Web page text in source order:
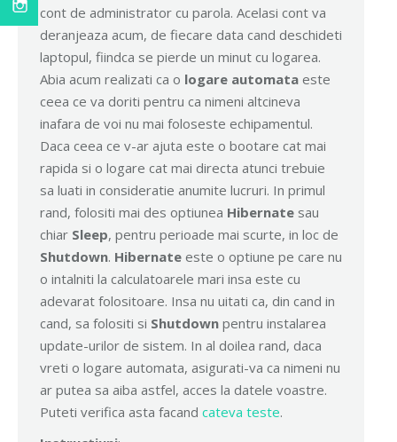
cont de administrator cu parola. Acelasi cont va
deranjeaza acum, de fiecare data cand deschideti
laptopul, fiindca se pierde un minut cu logarea.
Abia acum realizati ca o logare automata este
ceea ce va doriti pentru ca nimeni altcineva
inafara de voi nu mai foloseste echipamentul.
Daca ceea ce v-ar ajuta este o bootare cat mai
rapida si o logare cat mai directa atunci trebuie
sa luati in consideratie anumite lucruri. In primul
rand, folositi mai des optiunea Hibernate sau
chiar Sleep, pentru perioade mai scurte, in loc de
Shutdown. Hibernate este o optiune pe care nu
o intalniti la calculatoarele mari insa este cu
adevarat folositoare. Insa nu uitati ca, din cand in
cand, sa folositi si Shutdown pentru instalarea
update-urilor de sistem. In al doilea rand, daca
vreti o logare automata, asigurati-va ca nimeni nu
ar putea sa aiba astfel, acces la datele voastre.
Puteti verifica asta facand cateva teste.